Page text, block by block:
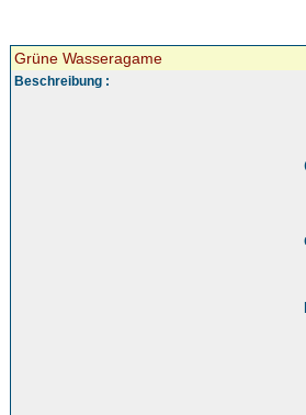
Grüne Wasseragame
Beschreibung :